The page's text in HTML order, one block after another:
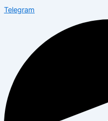
Telegram